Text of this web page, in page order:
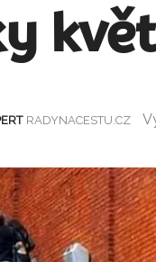
RADYNACESTU.CZ